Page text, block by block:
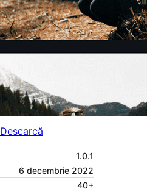
Descarcă
1.0.1
6 decembrie 2022
40+